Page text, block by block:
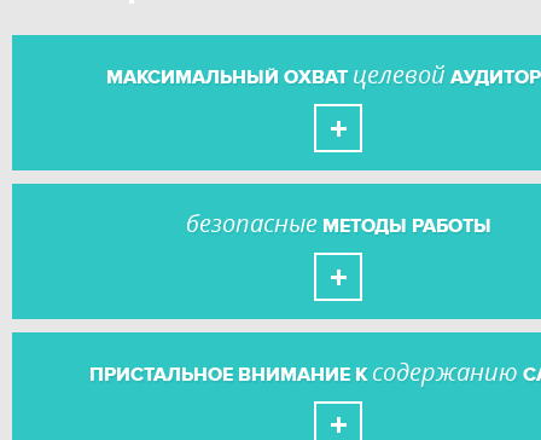
МАКСИМАЛЬНЫЙ ОХВАТ целевой
безопасныеМЕТОДЫ РАБОТЫ
ПРИСТАЛЬНОЕ ВНИМАНИЕ К содержанию